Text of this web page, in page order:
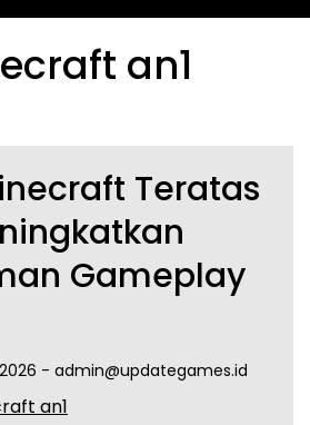
an1
Teratas
Gameplay
- admin@updategames.id
an1